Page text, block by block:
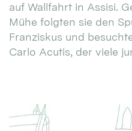
auf Wallfahrt in Assisi.
Mühe folgten sie den
Franziskus und
Carlo Acutis, der viele